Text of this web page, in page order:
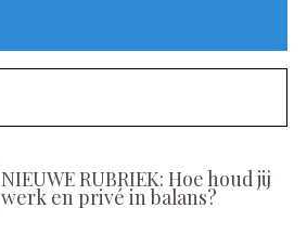
NIEUWE RUBRIEK: Hoe houd jij
werk en privé in balans?